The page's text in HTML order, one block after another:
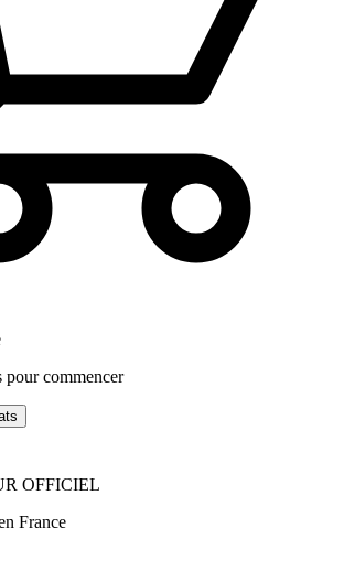
pour commencer
OFFICIEL
France